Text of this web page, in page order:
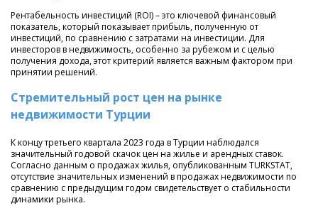
Рентабельность инвестиций (ROI) – это ключевой финансовый
показатель, который показывает прибыль, полученную от
инвестиций, по сравнению с затратами на инвестиции. Для
инвесторов в недвижимость, особенно за рубежом и с целью
получения дохода, этот критерий является важным фактором при
принятии решений.
Стремительный рост цен на рынке
недвижимости Турции
К концу третьего квартала 2023 года в Турции наблюдался
значительный годовой скачок цен на жилье и арендных ставок.
Согласно данным о продажах жилья, опубликованным TURKSTAT,
отсутствие значительных изменений в продажах недвижимости по
сравнению с предыдущим годом свидетельствует о стабильности
динамики рынка.